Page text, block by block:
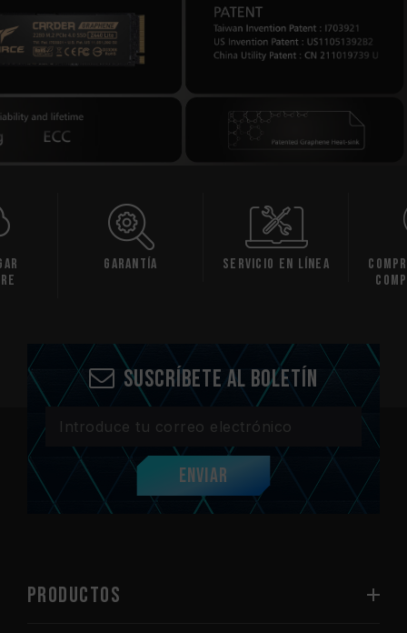
Servicio en línea
Comprobación de
Suscríbete al boletín
Enviar
PRODUCTOS